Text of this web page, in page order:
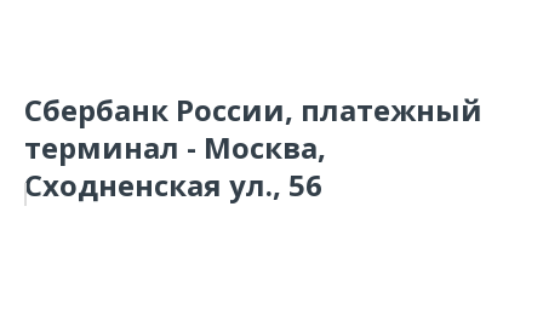
Сбербанк России, платежный
терминал - Москва,
Сходненская ул., 56